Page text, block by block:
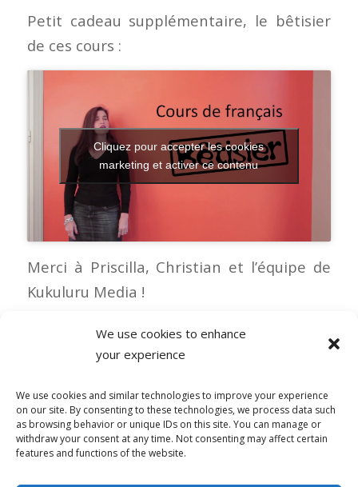
We use cookies to enhance
your experience
We use cookies and similar technologies to improve your experience
on our site. By consenting to these technologies, we process data such
as browsing behavior or unique IDs on this site. You can manage or
withdraw your consent at any time. Not consenting may affect certain
features and functions of the website.
Petit cadeau supplémentaire, le bêtisier
de ces cours :
Cliquez pour accepter les cookies
marketing et activer ce contenu
Merci à Priscilla, Christian et l’équipe de
Kukuluru Media !
1 COMMENTAIRE